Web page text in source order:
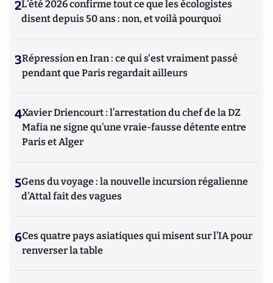
2L’été 2026 confirme tout ce que les écologistes
disent depuis 50 ans : non, et voilà pourquoi
3Répression en Iran : ce qui s'est vraiment passé
pendant que Paris regardait ailleurs
4Xavier Driencourt : l’arrestation du chef de la DZ
Mafia ne signe qu’une vraie-fausse détente entre
Paris et Alger
5Gens du voyage : la nouvelle incursion régalienne
d'Attal fait des vagues
6Ces quatre pays asiatiques qui misent sur l’IA pour
renverser la table